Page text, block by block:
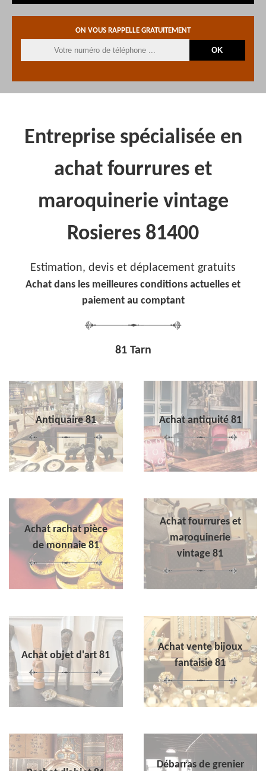
ON VOUS RAPPELLE GRATUITEMENT
Entreprise spécialisée en
achat fourrures et
maroquinerie vintage
Rosieres 81400
Estimation, devis et déplacement gratuits
Achat dans les meilleures conditions actuelles et
paiement au comptant
81 Tarn
Antiquaire 81 Achat antiquité 81
Achat rachat pièce
de monnaie 81
Achat fourrures et
maroquinerie
vintage 81
Achat objet d'art 81
Achat vente bijoux
fantaisie 81
Débarras de grenier